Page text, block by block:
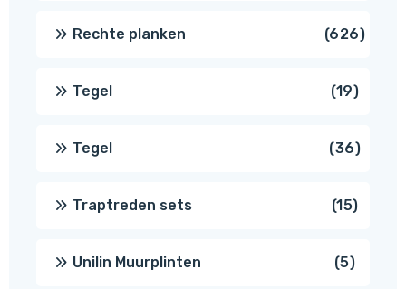
Rechte planken 626626
Tegel 1919
Tegel 3636
Traptreden sets 1515
Unilin Muurplinten 55